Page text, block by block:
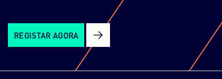
Platform
REGISTAR AGORA